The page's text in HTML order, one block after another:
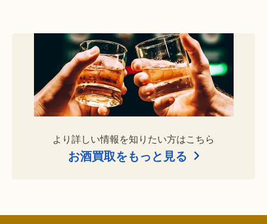
より詳しい情報を知りたい方はこちら
お酒買取をもっと見る